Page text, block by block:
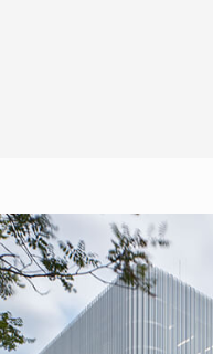
1662SMC 3AL98324AA
SYNTH4V2 pour
équipement de
communication Alcatel
Lucent
VOIR LES DÉTAILS